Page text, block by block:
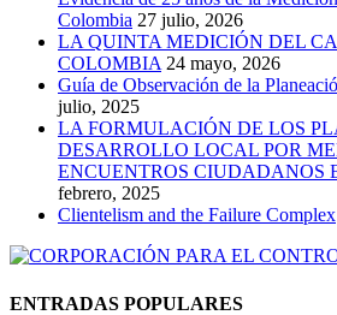
Colombia 27 julio, 2026
LA QUINTA MEDICIÓN DEL
COLOMBIA 24 mayo, 2026
Guía de Observación de la
julio, 2025
LA FORMULACIÓN DE LOS
DESARROLLO LOCAL POR
ENCUENTROS CIUDADANOS
febrero, 2025
Clientelism and the Failure Complex
ENTRADAS POPULARES